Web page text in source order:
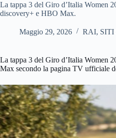
La tappa 3 del Giro d’Italia Women
discovery+ e HBO Max.
Maggio 29, 2026 RAI, SITI
La tappa 3 del Giro d’Italia Women
Max secondo la pagina TV ufficiale